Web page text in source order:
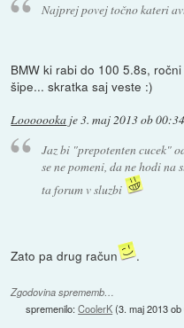
Najprej povej točno kateri
BMW ki rabi do 100 5.8s,
šipe... skratka saj veste :)
Looooooka je3. maj 2013 ob 00:34
Jaz bi "prepotenten cucek"
se ne pomeni, da ne hodi
ta forum v sluzbi
Zato pa drug račun .
Zgodovina sprememb…
spremenilo:CoolerK(3. maj 2013